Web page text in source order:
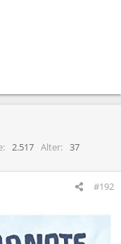
2.517 Alter
37
#192